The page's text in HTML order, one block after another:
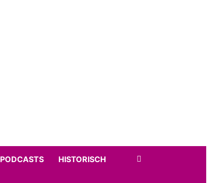
PODCASTS HISTORISCH